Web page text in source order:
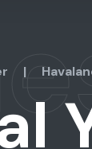
|